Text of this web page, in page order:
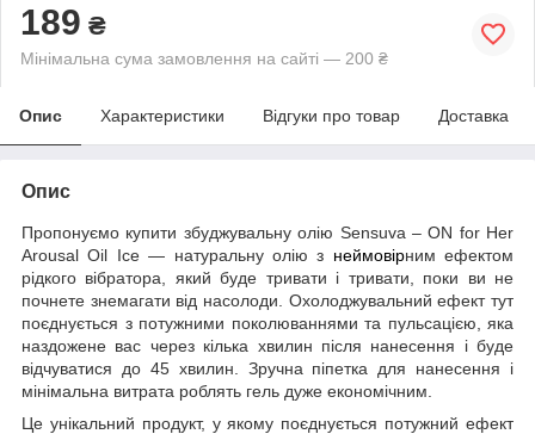
189 ₴
Мінімальна сума замовлення на сайті — 200 ₴
Опис Характеристики Відгуки про товар Доставка
Опис
Пропонуємо купити збуджувальну олію Sensuva – ON for Her
Arousal Oil Ice — натуральну олію з неймовірним ефектом
рідкого вібратора, який буде тривати і тривати, поки ви не
почнете знемагати від насолоди. Охолоджувальний ефект тут
поєднується з потужними поколюваннями та пульсацією, яка
наздожене вас через кілька хвилин після нанесення і буде
відчуватися до 45 хвилин. Зручна піпетка для нанесення і
мінімальна витрата роблять гель дуже економічним.
Це унікальний продукт, у якому поєднується потужний ефект